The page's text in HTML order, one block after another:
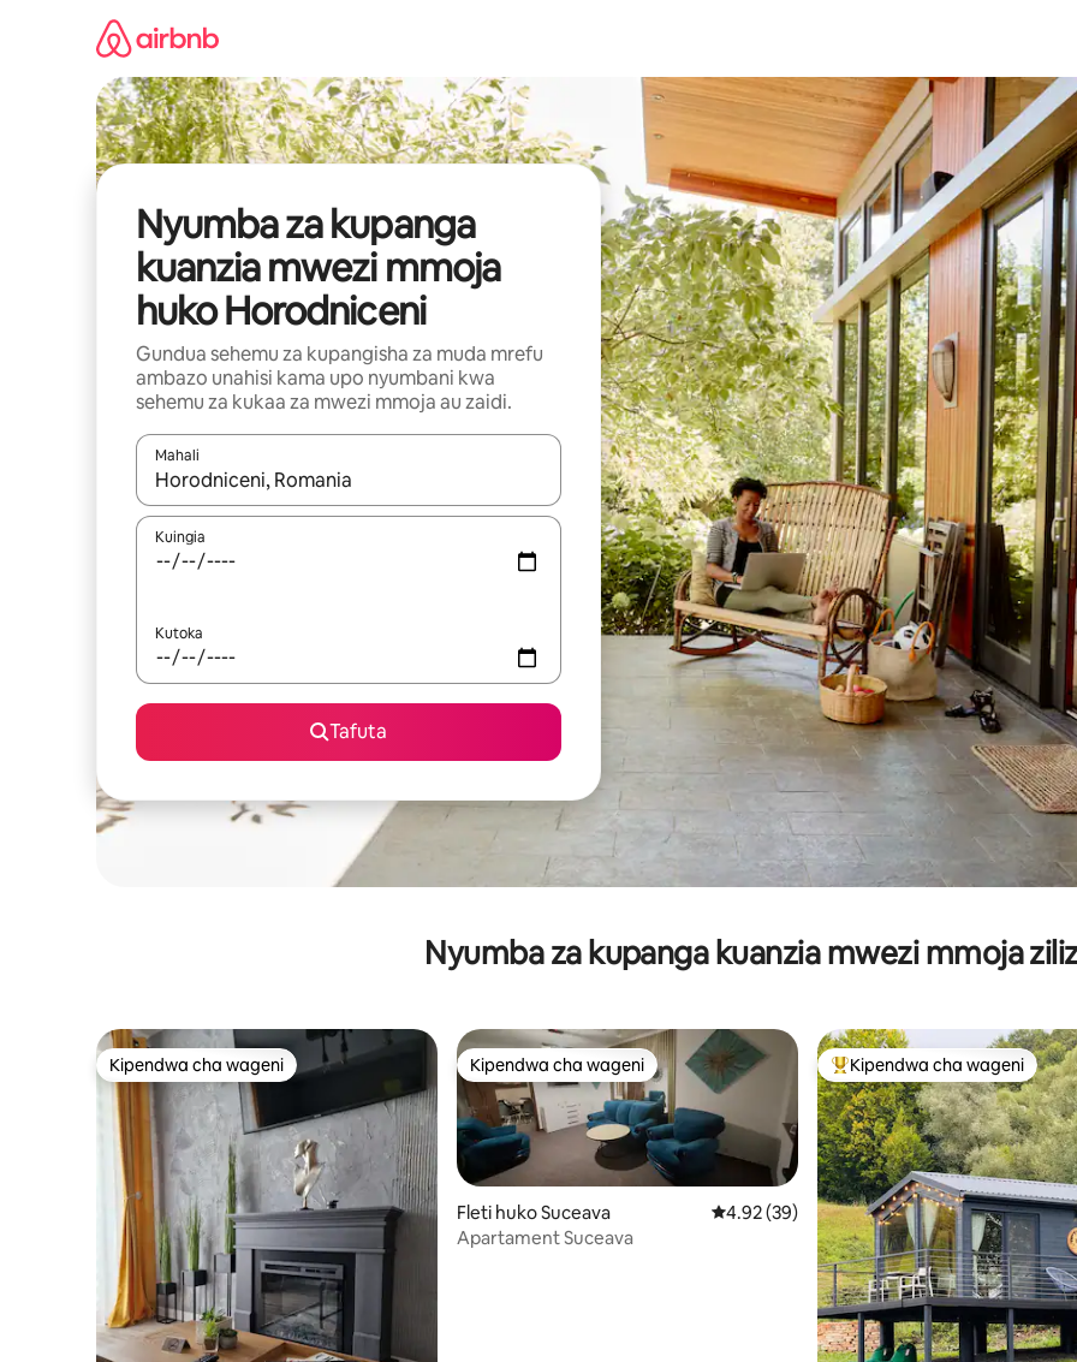
Nyumba za kupanga
kuanzia mwezi mmoja
huko Horodniceni
Gundua sehemu za kupangisha za muda mrefu
ambazo unahisi kama upo nyumbani kwa
sehemu za kukaa za mwezi mmoja au zaidi.
Mahali
Wakati matokeo yanapatikana, vinjari kwa kutumia vitufe vya vishale vya juu na chini au uchunguze kwa kugusa au
Kuingia
Kutoka
Tafuta
Nyumba za kupanga kuanzia mwezi mmoja
Kipendwa cha wageni
Kipendwa cha wageni Kipendwa cha wageni
Kipendwa cha wageni
Fleti huko Suceava Ukadiriaji wa wastani wa 4.92 kati ya 5,
4.92 (39)
Apartament Suceava
Kipendwa maarufu cha wageni
Kipendwa cha wageni